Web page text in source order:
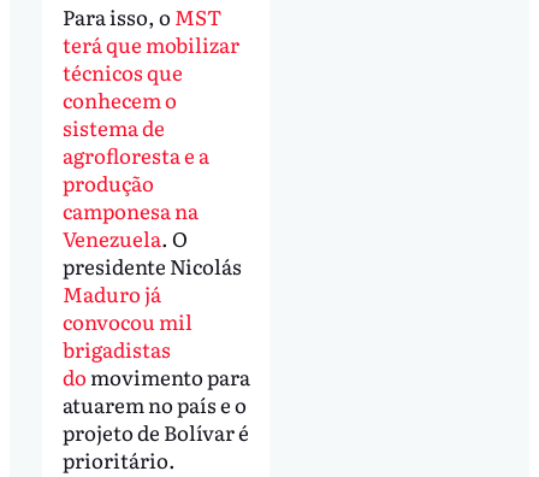
Para isso, o MST
terá que mobilizar
técnicos que
conhecem o
sistema de
agrofloresta e a
produção
camponesa na
Venezuela. O
presidente Nicolás
Maduro já
convocou mil
brigadistas
do movimento para
atuarem no país e o
projeto de Bolívar é
prioritário.